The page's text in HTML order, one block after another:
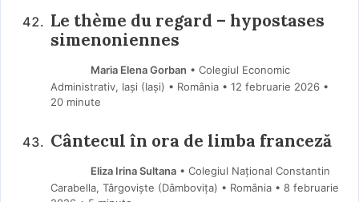
Le thème du regard – hypostases
simenoniennes
Maria Elena Gorban • Colegiul Economic
Administrativ, Iași (Iaşi) • România
12 februarie 2026 •
20 minute
Cântecul în ora de limba franceză
Eliza Irina Sultana• Colegiul Național Constantin
Carabella, Târgoviște (Dâmboviţa) • România
8 februarie